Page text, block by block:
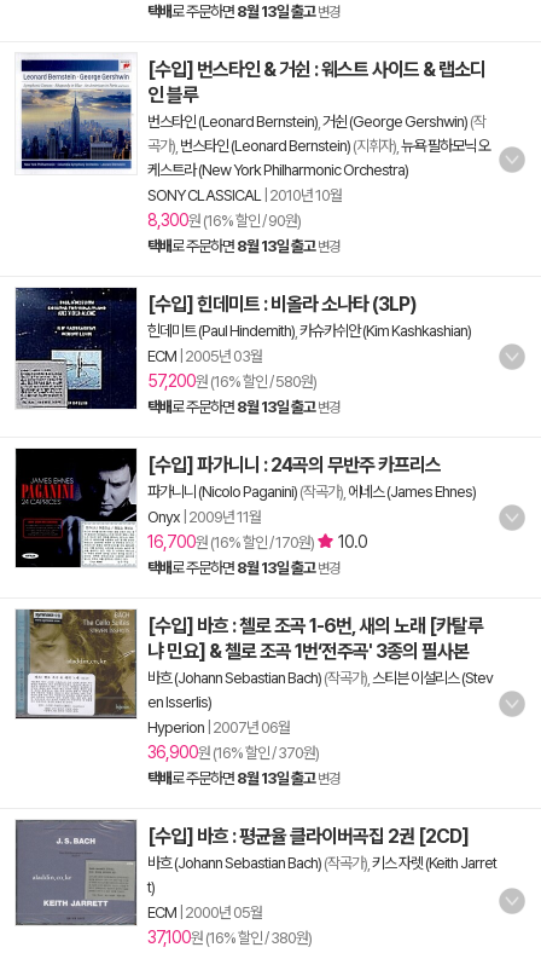
택배로 주문하면 8월 13일 출고 변경
[수입] 번스타인 & 거쉰 : 웨스트 사이드 & 랩소디
인 블루
번스타인 (Leonard Bernstein) 거쉰 (George Gershwin) (작
곡가), 번스타인 (Leonard Bernstein) (지휘자), 뉴욕 필하모닉 오
케스트라 (New York Philharmonic Orchestra)
SONY CLASSICAL| 2010년 10월
8,300원 (16% 할인 / 90원)
택배로 주문하면 8월 13일 출고 변경
[수입] 힌데미트 : 비올라 소나타 (3LP)
힌데미트 (Paul Hindemith) 카슈카쉬안 (Kim Kashkashian)
ECM 2005년 03월
57,200원 (16% 할인 / 580원)
택배로 주문하면 8월 13일 출고 변경
[수입] 파가니니 : 24곡의 무반주 카프리스
파가니니 (Nicolo Paganini) (작곡가), 에네스 (James Ehnes)
Onyx 2009년 11월
16,700원 (16% 할인 / 170원) 10.0
택배로 주문하면 8월 13일 출고 변경
[수입] 바흐 : 첼로 조곡 1-6번, 새의 노래 [카탈루
냐 민요] & 첼로 조곡 1번‘전주곡' 3종의 필사본
바흐 (Johann Sebastian Bach) (작곡가), 스티븐 이설리스 (Stev
en Isserlis)
Hyperion 2007년 06월
36,900원 (16% 할인 / 370원)
택배로 주문하면 8월 13일 출고 변경
[수입] 바흐 : 평균율 클라이버곡집 2권 [2CD]
바흐 (Johann Sebastian Bach) (작곡가), 키스 자렛 (Keith Jarret
t)
ECM 2000년 05월
37,100원 (16% 할인 / 380원)